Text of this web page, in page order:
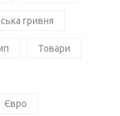
гривня
Товари
Євро